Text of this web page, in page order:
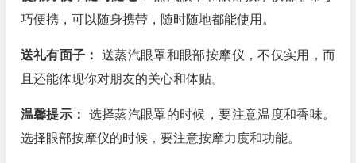
巧便携，可以随身携带，随时随地都能使用。
送礼有面子：送蒸汽眼罩和眼部按摩仪，不仅实用，而
且还能体现你对朋友的关心和体贴。
温馨提示： 选择蒸汽眼罩的时候，要注意温度和香味。
选择眼部按摩仪的时候，要注意按摩力度和功能。